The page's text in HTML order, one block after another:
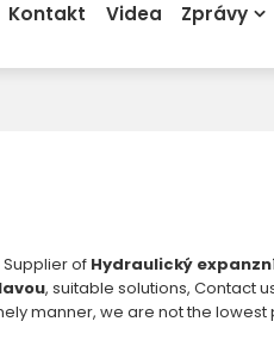
Kontakt Videa Zprávy
of Hydraulický
, suitable solutions, Contact
manner, we are not the lowest